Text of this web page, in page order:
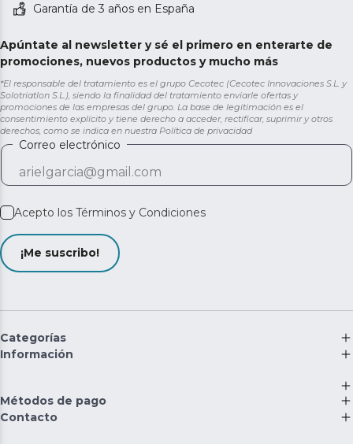
Garantía de 3 años en España
Apúntate al newsletter y sé el primero en enterarte de
promociones, nuevos productos y mucho más
*El responsable del tratamiento es el grupo Cecotec (Cecotec Innovaciones S.L. y
Solotriatlon S.L.), siendo la finalidad del tratamiento enviarle ofertas y
promociones de las empresas del grupo. La base de legitimación es el
consentimiento explícito y tiene derecho a acceder, rectificar, suprimir y otros
derechos, como se indica en nuestra Política de privacidad
Correo electrónico
Acepto los Términos y Condiciones
¡Me suscribo!
Categorías
Información
Métodos de pago
Contacto